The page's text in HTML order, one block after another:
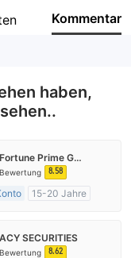
Kommentar
haben,
Fortune Prime Global
Bewertung 8.58
15-20 Jahre
Making (MM)
ACY SECURITIES
Bewertung 8.62